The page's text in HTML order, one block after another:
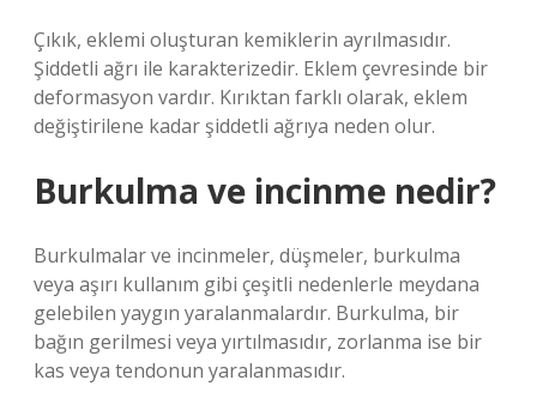
Çıkık, eklemi oluşturan kemiklerin ayrılmasıdır.
Şiddetli ağrı ile karakterizedir. Eklem çevresinde bir
deformasyon vardır. Kırıktan farklı olarak, eklem
değiştirilene kadar şiddetli ağrıya neden olur.
Burkulma ve incinme nedir?
Burkulmalar ve incinmeler, düşmeler, burkulma
veya aşırı kullanım gibi çeşitli nedenlerle meydana
gelebilen yaygın yaralanmalardır. Burkulma, bir
bağın gerilmesi veya yırtılmasıdır, zorlanma ise bir
kas veya tendonun yaralanmasıdır.